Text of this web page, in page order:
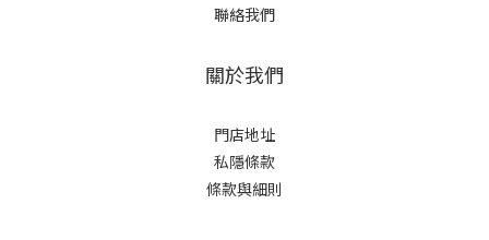
聯絡我們
關於我們
門店地址
私隱條款
條款與細則